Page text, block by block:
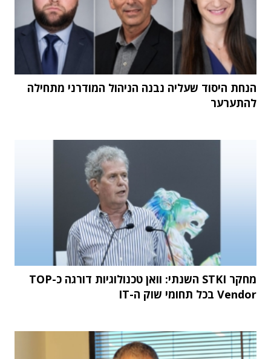
הנחת היסוד שעליה נבנה הניהול המודרני מתחילה
להתערער
מחקר STKI השנתי: וואן טכנולוגיות דורגה כ-TOP
Vendor בכל תחומי שוק ה-IT